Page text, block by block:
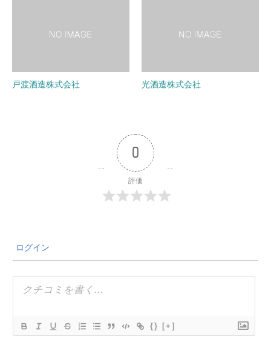
戸渡酒造株式会社 光酒造株式会社
0
評価
ログイン
{} [+]